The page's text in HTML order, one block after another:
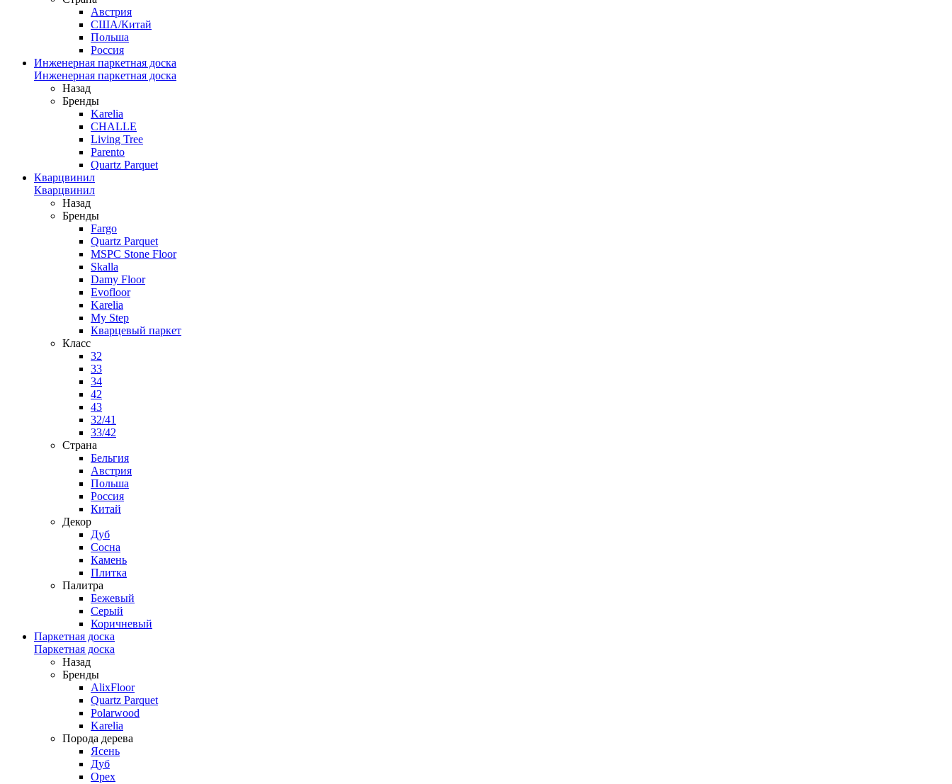
Австрия
США/Китай
Польша
Россия
Инженерная паркетная доска
Инженерная паркетная доска
Назад
Бренды
Karelia
CHALLE
Living Tree
Parento
Quartz Parquet
Кварцвинил
Кварцвинил
Назад
Бренды
Fargo
Quartz Parquet
MSPC Stone Floor
Skalla
Damy Floor
Evofloor
Karelia
My Step
Кварцевый паркет
Класс
32
33
34
42
43
32/41
33/42
Страна
Бельгия
Австрия
Польша
Россия
Китай
Декор
Дуб
Сосна
Камень
Плитка
Палитра
Бежевый
Серый
Коричневый
Паркетная доска
Паркетная доска
Назад
Бренды
AlixFloor
Quartz Parquet
Polarwood
Karelia
Порода дерева
Ясень
Дуб
Орех